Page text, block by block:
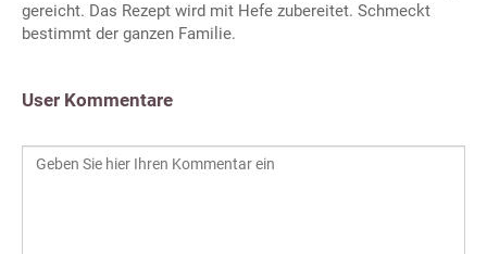
gereicht. Das Rezept wird mit Hefe zubereitet. Schmeckt
bestimmt der ganzen Familie.
User Kommentare